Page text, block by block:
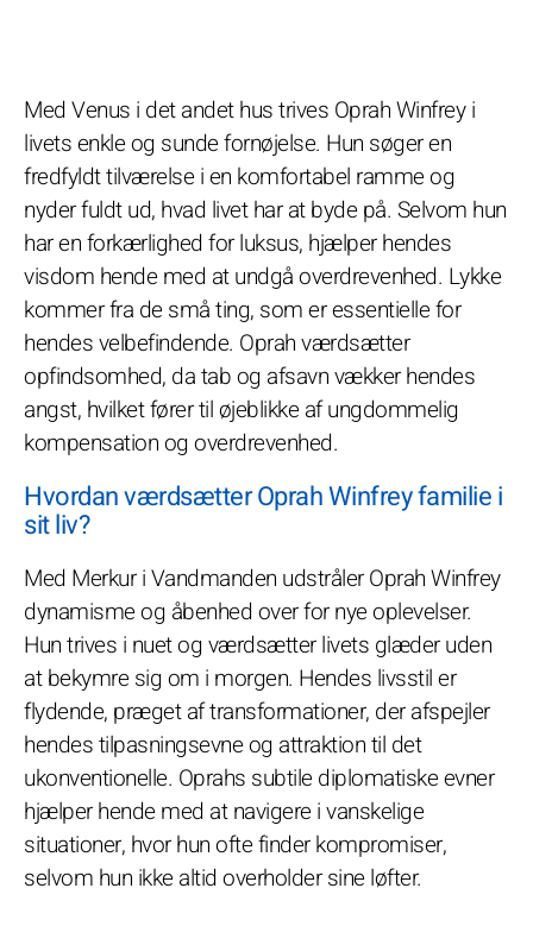
Med Venus i det andet hus trives Oprah Winfrey i
livets enkle og sunde fornøjelse. Hun søger en
fredfyldt tilværelse i en komfortabel ramme og
nyder fuldt ud, hvad livet har at byde på. Selvom hun
har en forkærlighed for luksus, hjælper hendes
visdom hende med at undgå overdrevenhed. Lykke
kommer fra de små ting, som er essentielle for
hendes velbefindende. Oprah værdsætter
opfindsomhed, da tab og afsavn vækker hendes
angst, hvilket fører til øjeblikke af ungdommelig
kompensation og overdrevenhed.
Hvordan værdsætter Oprah Winfrey familie i
sit liv?
Med Merkur i Vandmanden udstråler Oprah Winfrey
dynamisme og åbenhed over for nye oplevelser.
Hun trives i nuet og værdsætter livets glæder uden
at bekymre sig om i morgen. Hendes livsstil er
flydende, præget af transformationer, der afspejler
hendes tilpasningsevne og attraktion til det
ukonventionelle. Oprahs subtile diplomatiske evner
hjælper hende med at navigere i vanskelige
situationer, hvor hun ofte finder kompromiser,
selvom hun ikke altid overholder sine løfter.